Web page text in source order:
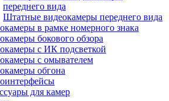
переднего вида
Штатные видеокамеры переднего вида
в рамке номерного знака
бокового обзора
с ИК подсветкой
с омывателем
обгона
для камер